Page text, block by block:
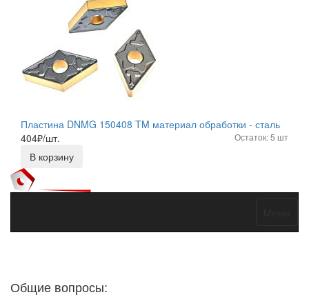
Пластина DNMG 150408 TM материал обработки - сталь
404₽/шт. Остаток: 5 шт
В корзину
Общие вопросы: